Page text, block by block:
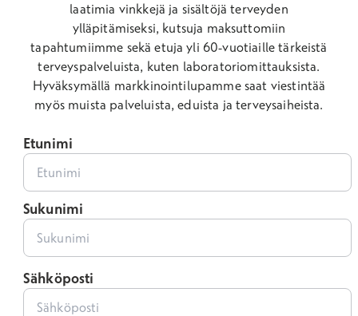
laatimia vinkkejä ja sisältöjä terveyden
ylläpitämiseksi, kutsuja maksuttomiin
tapahtumiimme sekä etuja yli 60-vuotiaille tärkeistä
terveyspalveluista, kuten laboratoriomittauksista.
Hyväksymällä markkinointilupamme saat viestintää
myös muista palveluista, eduista ja terveysaiheista.
Etunimi
Sukunimi
Sähköposti